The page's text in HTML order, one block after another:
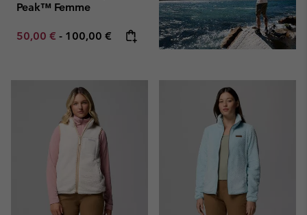
Peak™ Femme
Minimum sale price:
50,00 € - Maximum price:
100,00 €